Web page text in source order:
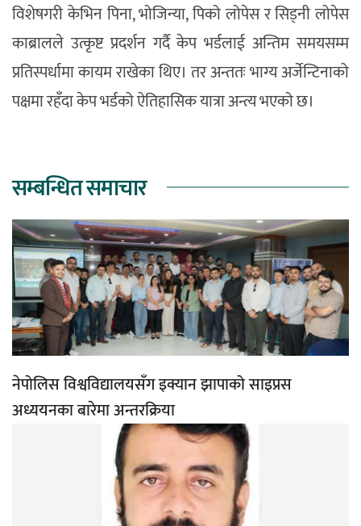
विशेषगरी केभिन पिना, भोजिन्या, पिको लोपेस र सिड्नी लोपेस
काब्रालले उत्कृष्ट प्रदर्शन गर्दै केप भर्डलाई अन्तिम समयसम्म
प्रतिस्पर्धामा कायम राखेका थिए। तर अन्ततः भाग्य अर्जेन्टिनाको
पक्षमा रहँदा केप भर्डको ऐतिहासिक यात्रा अन्त्य भएको छ।
सम्बन्धित समाचार
नेपोलिस विश्वविद्यालयसँग इक्यान झापाको साइप्रस
अध्ययनका बारेमा अन्तरक्रिया